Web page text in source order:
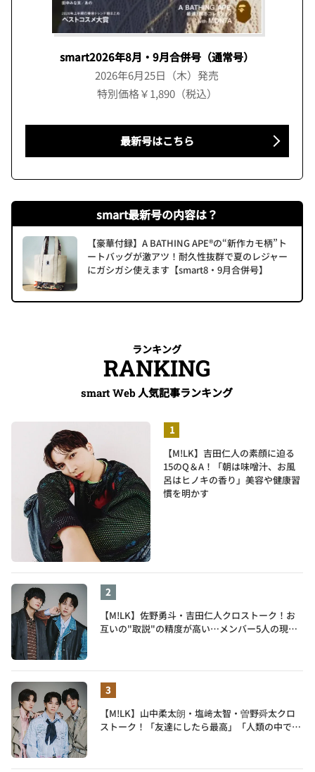
smart2026年8月・9月合併号（通常号）
2026年6月25日（木）発売
特別価格￥1,890（税込）
最新号はこちら
smart最新号の内容は？
【豪華付録】A BATHING APE®の“新作カモ柄”ト
ートバッグが激アツ！耐久性抜群で夏のレジャー
にガシガシ使えます【smart8・9月合併号】
ランキング
RANKING
smart Web人気記事ランキング
【M!LK】吉田仁人の素顔に迫る
15のQ＆A！「朝は味噌汁、お風
呂はヒノキの香り」美容や健康習
慣を明かす
【M!LK】佐野勇斗・吉田仁人クロストーク！お
互いの"取説"の精度が高い…メンバー5人の現在
【M!LK】山中柔太朗・塩﨑太智・曽野舜太クロ
ストーク！「友達にしたら最高」「人類の中で桁